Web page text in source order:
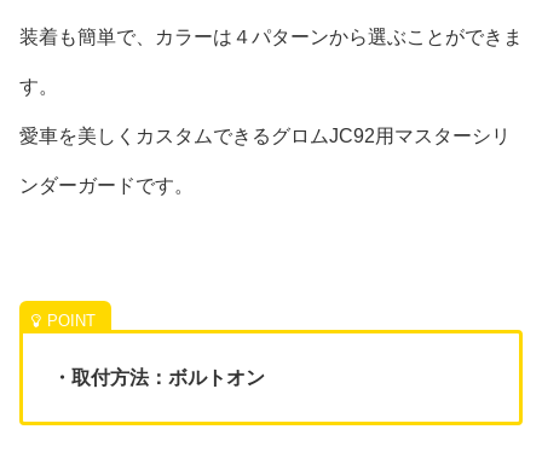
装着も簡単で、カラーは４パターンから選ぶことができま
す。
愛車を美しくカスタムできるグロムJC92用マスターシリ
ンダーガードです。
・取付方法：ボルトオン